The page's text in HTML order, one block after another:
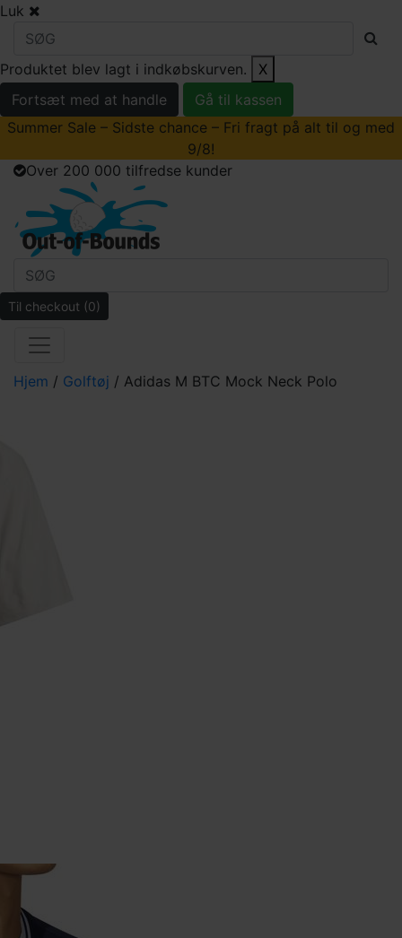
Luk
Produktet blev lagt i indkøbskurven.
X
Fortsæt med at handle
Gå til kassen
Summer Sale – Sidste chance – Fri fragt på alt til og med
9/8!
Over 200 000 tilfredse kunder
Til checkout (0)
Hjem / Golftøj / Adidas M BTC Mock Neck Polo